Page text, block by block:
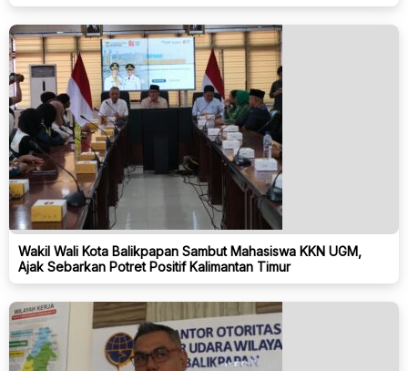
Wakil Wali Kota Balikpapan Sambut Mahasiswa KKN UGM,
Ajak Sebarkan Potret Positif Kalimantan Timur